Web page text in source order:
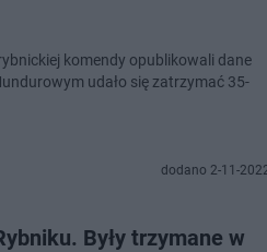
komendy opublikowali dane
udało się zatrzymać 35-
dodano 2-11-
Były trzymane w